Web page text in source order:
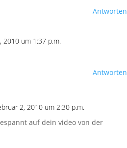
Antworten
2010 um 1:37 p.m.
Antworten
2, 2010 um 2:30 p.m.
auf dein video von der